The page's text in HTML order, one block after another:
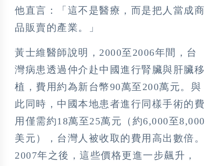
他直言：「這不是醫療，而是把人當成商
品販賣的產業。」
黃士維醫師說明，2000至2006年間，台
灣病患透過仲介赴中國進行腎臟與肝臟移
植，費用約為新台幣90萬至200萬元。與
此同時，中國本地患者進行同樣手術的費
用僅需約18萬至25萬元（約6,000至8,000
美元），台灣人被收取的費用高出數倍。
2007年之後，這些價格更進一步飆升，